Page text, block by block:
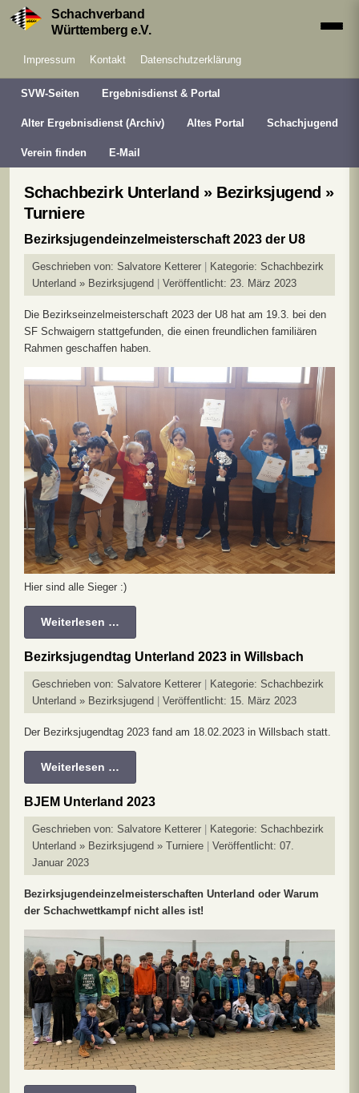
Schachverband
Württemberg e.V.
Impressum Kontakt Datenschutzerklärung
SVW-Seiten Ergebnisdienst & Portal
Alter Ergebnisdienst (Archiv) Altes Portal Schachjugend
Verein finden E-Mail
Schachbezirk Unterland » Bezirksjugend »
Turniere
Bezirksjugendeinzelmeisterschaft 2023 der U8
Geschrieben von: Salvatore Ketterer Kategorie: Schachbezirk
Unterland » Bezirksjugend
Veröffentlicht: 23. März 2023
Die Bezirkseinzelmeisterschaft 2023 der U8 hat am 19.3. bei den
SF Schwaigern stattgefunden, die einen freundlichen familiären
Rahmen geschaffen haben.
Hier sind alle Sieger :)
Weiterlesen …
Bezirksjugendtag Unterland 2023 in Willsbach
Geschrieben von: Salvatore Ketterer Kategorie: Schachbezirk
Unterland » Bezirksjugend
Veröffentlicht: 15. März 2023
Der Bezirksjugendtag 2023 fand am 18.02.2023 in Willsbach statt.
Weiterlesen …
BJEM Unterland 2023
Geschrieben von: Salvatore Ketterer Kategorie: Schachbezirk
Unterland » Bezirksjugend » Turniere
Veröffentlicht: 07.
Januar 2023
Bezirksjugendeinzelmeisterschaften Unterland oder Warum
der Schachwettkampf nicht alles ist!